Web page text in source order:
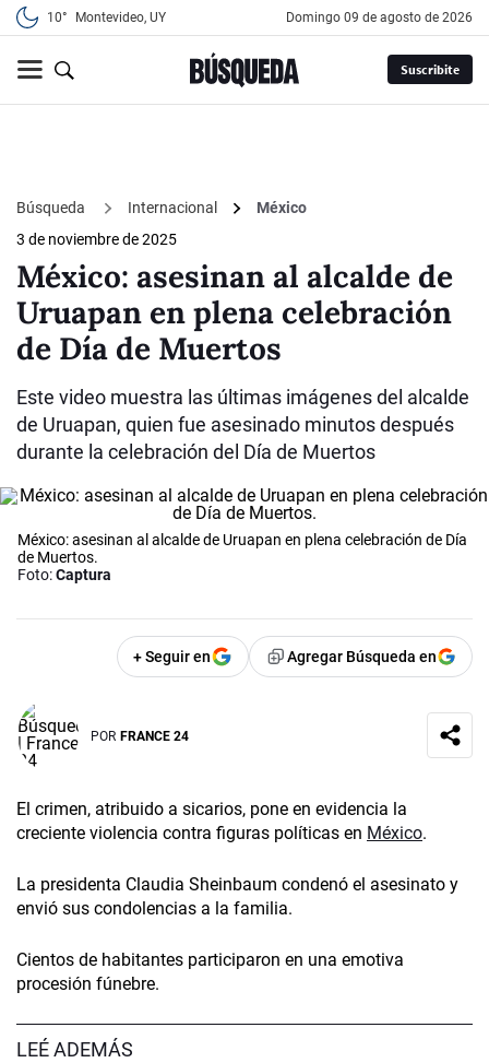
10° Montevideo, UY domingo 09 de agosto de 2026
Suscribite
Búsqueda Internacional
México
3 de noviembre de 2025
México: asesinan al alcalde de
Uruapan en plena celebración
de Día de Muertos
Este video muestra las últimas imágenes del alcalde
de Uruapan, quien fue asesinado minutos después
durante la celebración del Día de Muertos
México: asesinan al alcalde de Uruapan en plena celebración de Día
de Muertos.
Foto:Captura
+ Seguir en Agregar Búsqueda en
POR FRANCE 24
El crimen, atribuido a sicarios, pone en evidencia la
creciente violencia contra figuras políticas en México.
La presidenta Claudia Sheinbaum condenó el asesinato y
envió sus condolencias a la familia.
Cientos de habitantes participaron en una emotiva
procesión fúnebre.
LEÉ ADEMÁS